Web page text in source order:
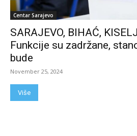
Centar Sarajevo
SARAJEVO, BIHAĆ,
Funkcije su zadržane,
bude
November 25, 2024
Više